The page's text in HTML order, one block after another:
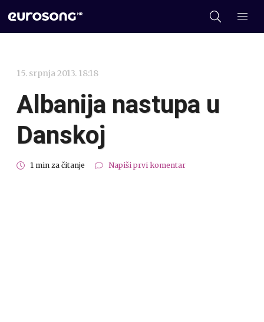
15. srpnja 2013. 18:18
Albanija nastupa u
Danskoj
1 min za čitanje Napiši prvi komentar